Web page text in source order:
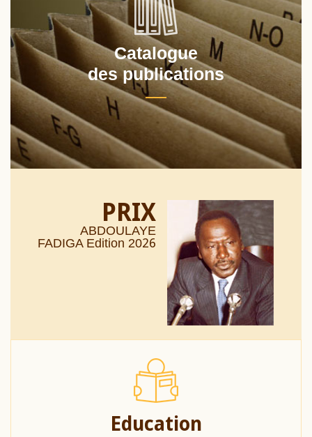
Catalogue
des publications
PRIX
ABDOULAYE
FADIGA Edition 2026
Education